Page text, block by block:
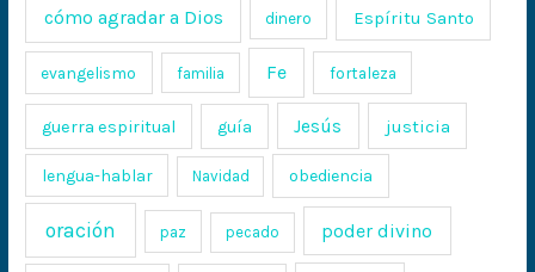
cómo agradar a Dios dinero Espíritu Santo
evangelismo familia Fe fortaleza
guerra espiritual guía Jesús justicia
lengua-hablar Navidad obediencia
oración paz pecado poder divino